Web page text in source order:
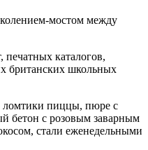
мостом между
каталогов,
британских школьных
ломтики пиццы, пюре с
бетон с розовым заварным
стали еженедельными